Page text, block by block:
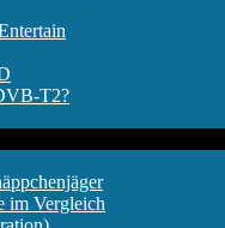
T2?
im Vergleich